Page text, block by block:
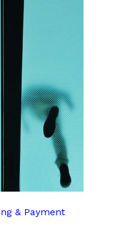
& Payment